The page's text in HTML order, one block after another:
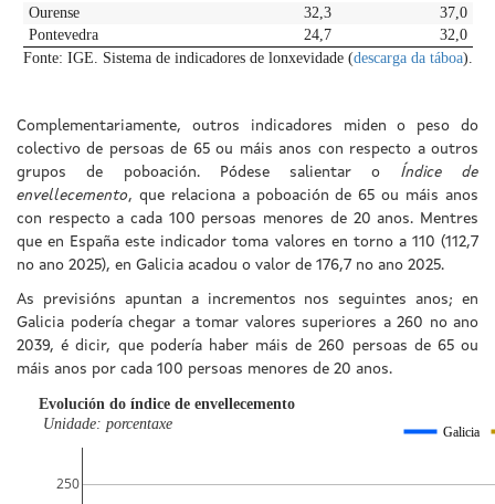
Ourense
32,3
37,0
Pontevedra
24,7
32,0
Fonte: IGE. Sistema de indicadores de lonxevidade (descarga da táboa).
Complementariamente, outros indicadores miden o peso do
colectivo de persoas de 65 ou máis anos con respecto a outros
grupos de poboación. Pódese salientar o Índice de
envellecemento, que relaciona a poboación de 65 ou máis anos
con respecto a cada 100 persoas menores de 20 anos. Mentres
que en España este indicador toma valores en torno a 110 (112,7
no ano 2025), en Galicia acadou o valor de 176,7 no ano 2025.
As previsións apuntan a incrementos nos seguintes anos; en
Galicia podería chegar a tomar valores superiores a 260 no ano
2039, é dicir, que podería haber máis de 260 persoas de 65 ou
máis anos por cada 100 persoas menores de 20 anos.
250
Galicia
Evolución do índice de envellecemento
Unidade: porcentaxe